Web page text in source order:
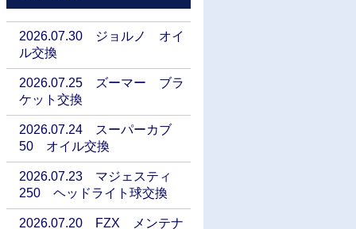
2026.07.30 ジョルノ オイ
ル交換
2026.07.25 ズーマー ブラ
ケット交換
2026.07.24 スーパーカブ
50 オイル交換
2026.07.23 マジェスティ
250 ヘッドライト球交換
2026.07.20 FZX メンテナ